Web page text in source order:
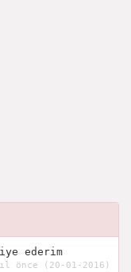
ederim
önce (20-01-2016)